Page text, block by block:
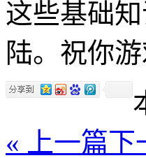
这些基础
陆。祝你
« 上一篇下